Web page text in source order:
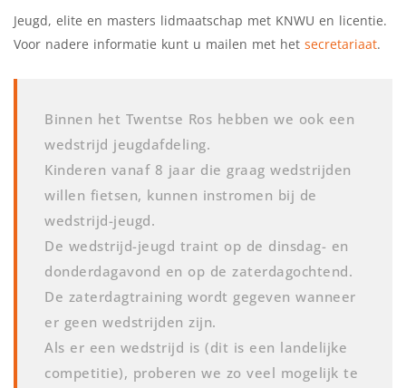
Jeugd, elite en masters lidmaatschap met KNWU en licentie.
Voor nadere informatie kunt u mailen met het secretariaat.
Binnen het Twentse Ros hebben we ook een
wedstrijd jeugdafdeling.
Kinderen vanaf 8 jaar die graag wedstrijden
willen fietsen, kunnen instromen bij de
wedstrijd-jeugd.
De wedstrijd-jeugd traint op de dinsdag- en
donderdagavond en op de zaterdagochtend.
De zaterdagtraining wordt gegeven wanneer
er geen wedstrijden zijn.
Als er een wedstrijd is (dit is een landelijke
competitie), proberen we zo veel mogelijk te